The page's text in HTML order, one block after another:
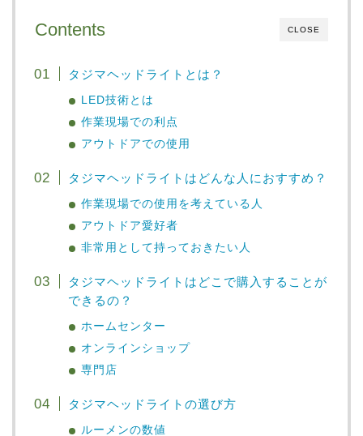
CLOSE
Contents
タジマヘッドライトとは？
LED技術とは
作業現場での利点
アウトドアでの使用
タジマヘッドライトはどんな人におすすめ？
作業現場での使用を考えている人
アウトドア愛好者
非常用として持っておきたい人
タジマヘッドライトはどこで購入することが
できるの？
ホームセンター
オンラインショップ
専門店
タジマヘッドライトの選び方
ルーメンの数値